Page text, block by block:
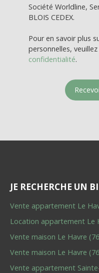
Société Worldline,
BLOIS CEDEX.
Pour en savoir plus
personnelles,
confidentialité.
JE RECHERCHE UN
Vente appartement Le
Location appartement Le
Vente maison Le Havre
Vente maison Le Havre
Vente appartement